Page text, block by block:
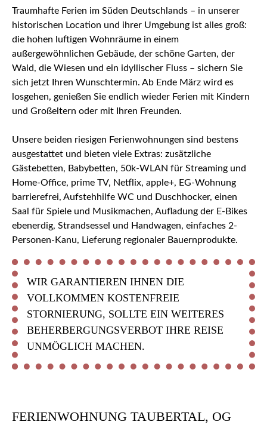
Traumhafte Ferien im Süden Deutschlands – in unserer
historischen Location und ihrer Umgebung ist alles groß:
die hohen luftigen Wohnräume in einem
außergewöhnlichen Gebäude, der schöne Garten, der
Wald, die Wiesen und ein idyllischer Fluss – sichern Sie
sich jetzt Ihren Wunschtermin. Ab Ende März wird es
losgehen, genießen Sie endlich wieder Ferien mit Kindern
und Großeltern oder mit Ihren Freunden.
Unsere beiden riesigen Ferienwohnungen sind bestens
ausgestattet und bieten viele Extras: zusätzliche
Gästebetten, Babybetten, 50k-WLAN für Streaming und
Home-Office, prime TV, Netflix, apple+, EG-Wohnung
barrierefrei, Aufstehhilfe WC und Duschhocker, einen
Saal für Spiele und Musikmachen, Aufladung der E-Bikes
ebenerdig, Strandsessel und Handwagen, einfaches 2-
Personen-Kanu, Lieferung regionaler Bauernprodukte.
WIR GARANTIEREN IHNEN DIE
VOLLKOMMEN KOSTENFREIE
STORNIERUNG, SOLLTE EIN WEITERES
BEHERBERGUNGSVERBOT IHRE REISE
UNMÖGLICH MACHEN.
FERIENWOHNUNG TAUBERTAL, OG